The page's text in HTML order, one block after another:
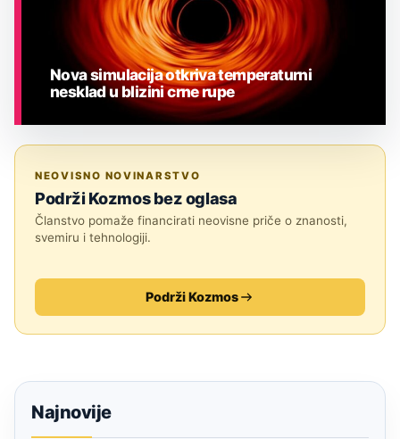
Nova simulacija otkriva temperaturni
nesklad u blizini crne rupe
NEOVISNO NOVINARSTVO
Podrži Kozmos bez oglasa
Članstvo pomaže financirati neovisne priče o znanosti,
svemiru i tehnologiji.
Podrži Kozmos
Najnovije